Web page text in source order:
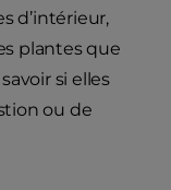
d’intérieur,
plantes que
si elles
ou de